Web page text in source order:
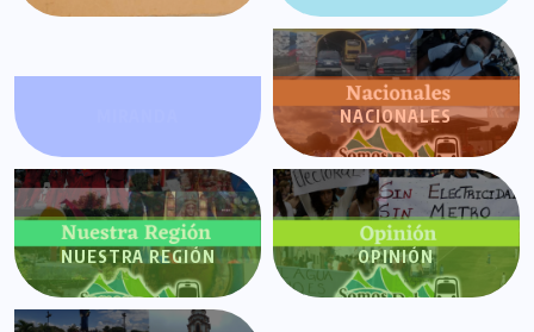
NACIONALES
NUESTRA REGIÓN OPINIÓN